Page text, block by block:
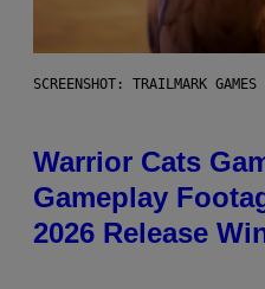
SCREENSHOT: TRAILMARK GAMES
Warrior Cats
Gameplay
2026 Release